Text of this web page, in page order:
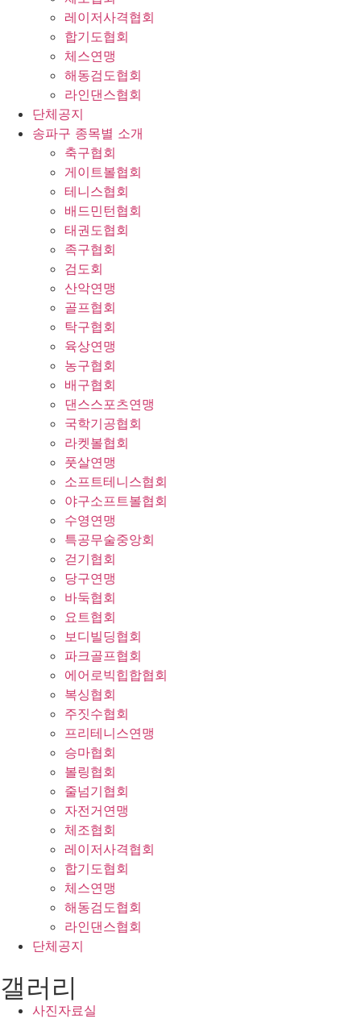
레이저사격협회
합기도협회
체스연맹
해동검도협회
라인댄스협회
단체공지
송파구 종목별 소개
축구협회
게이트볼협회
테니스협회
배드민턴협회
태권도협회
족구협회
검도회
산악연맹
골프협회
탁구협회
육상연맹
농구협회
배구협회
댄스스포츠연맹
국학기공협회
라켓볼협회
풋살연맹
소프트테니스협회
야구소프트볼협회
수영연맹
특공무술중앙회
걷기협회
당구연맹
바둑협회
요트협회
보디빌딩협회
파크골프협회
에어로빅힙합협회
복싱협회
주짓수협회
프리테니스연맹
승마협회
볼링협회
줄넘기협회
자전거연맹
체조협회
레이저사격협회
합기도협회
체스연맹
해동검도협회
라인댄스협회
단체공지
갤러리
사진자료실